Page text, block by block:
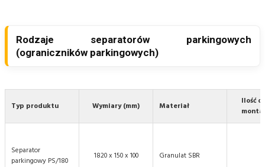
Rodzaje separatorów parkingowych
(ograniczników parkingowych)
Typ produktu Wymiary (mm) Materiał
Ilość
Separator
parkingowy PS/180
1820 x 150 x 100 Granulat SBR